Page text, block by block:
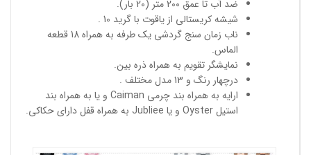
ضد آب تا عمق 200 متر (20 بار).
شیشه کریستالی از یاقوت با گرید 10 .
ناب زمان سنج گردشی یک طرفه به همراه 18 قطعه
الماس.
نمایشگر تقویم به همراه ذره بین.
درچهار رنگ و 13 مدل مختلف .
ارایه به همراه بند چرمی Caiman و یا به همراه بند
استیل Oyster و یا Jubliee به همراه قفل دارای حکاکی.